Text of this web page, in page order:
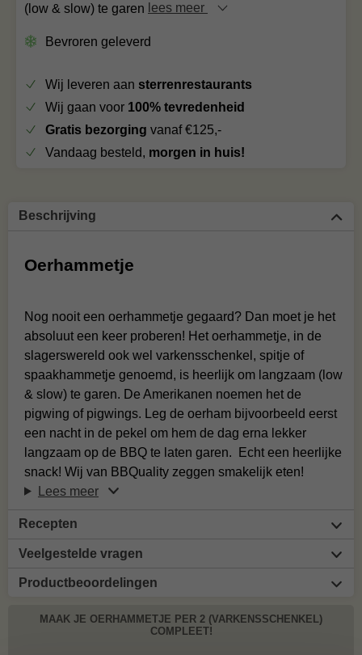
(low & slow) te garen lees meer
Bevroren geleverd
Wij leveren aan sterrenrestaurants
Wij gaan voor 100% tevredenheid
Gratis bezorging vanaf €125,-
Vandaag besteld, morgen in huis!
Beschrijving
Oerhammetje
Nog nooit een oerhammetje gegaard? Dan moet je het
absoluut een keer proberen! Het oerhammetje, in de
slagerswereld ook wel varkensschenkel, spitje of
spaakhammetje genoemd, is heerlijk om langzaam (low
& slow) te garen. De Amerikanen noemen het de
pigwing of pigwings. Leg de oerham bijvoorbeeld eerst
een nacht in de pekel om hem de dag erna lekker
langzaam op de BBQ te laten garen. Echt een heerlijke
snack! Wij van BBQuality zeggen smakelijk eten!
Lees meer
Recepten
Veelgestelde vragen
Productbeoordelingen
MAAK JE OERHAMMETJE PER 2 (VARKENSSCHENKEL)
COMPLEET!